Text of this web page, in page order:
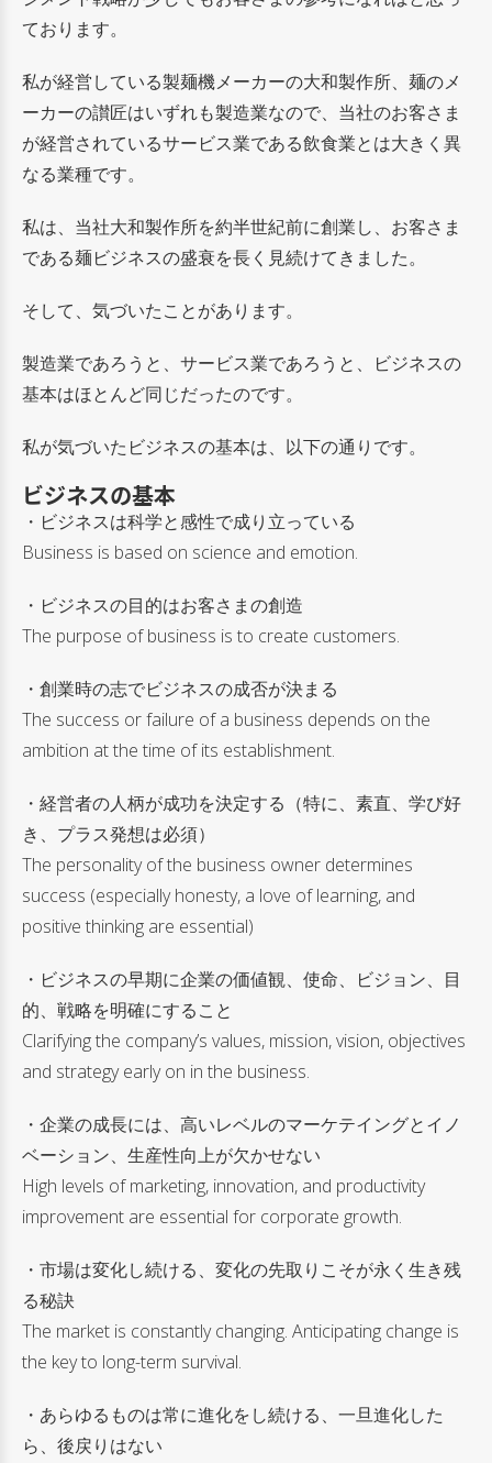
ております。
私が経営している製麺機メーカーの大和製作所、麺のメ
ーカーの讃匠はいずれも製造業なので、当社のお客さま
が経営されているサービス業である飲食業とは大きく異
なる業種です。
私は、当社大和製作所を約半世紀前に創業し、お客さま
である麺ビジネスの盛衰を長く見続けてきました。
そして、気づいたことがあります。
製造業であろうと、サービス業であろうと、ビジネスの
基本はほとんど同じだったのです。
私が気づいたビジネスの基本は、以下の通りです。
ビジネスの基本
・ビジネスは科学と感性で成り立っている
Business is based on science and emotion.
・ビジネスの目的はお客さまの創造
The purpose of business is to create customers.
・創業時の志でビジネスの成否が決まる
The success or failure of a business depends on the
ambition at the time of its establishment.
・経営者の人柄が成功を決定する（特に、素直、学び好
き、プラス発想は必須）
The personality of the business owner determines
success (especially honesty, a love of learning, and
positive thinking are essential)
・ビジネスの早期に企業の価値観、使命、ビジョン、目
的、戦略を明確にすること
Clarifying the company’s values, mission, vision, objectives
and strategy early on in the business.
・企業の成長には、高いレベルのマーケテイングとイノ
ベーション、生産性向上が欠かせない
High levels of marketing, innovation, and productivity
improvement are essential for corporate growth.
・市場は変化し続ける、変化の先取りこそが永く生き残
る秘訣
The market is constantly changing. Anticipating change is
the key to long-term survival.
・あらゆるものは常に進化をし続ける、一旦進化した
ら、後戻りはない